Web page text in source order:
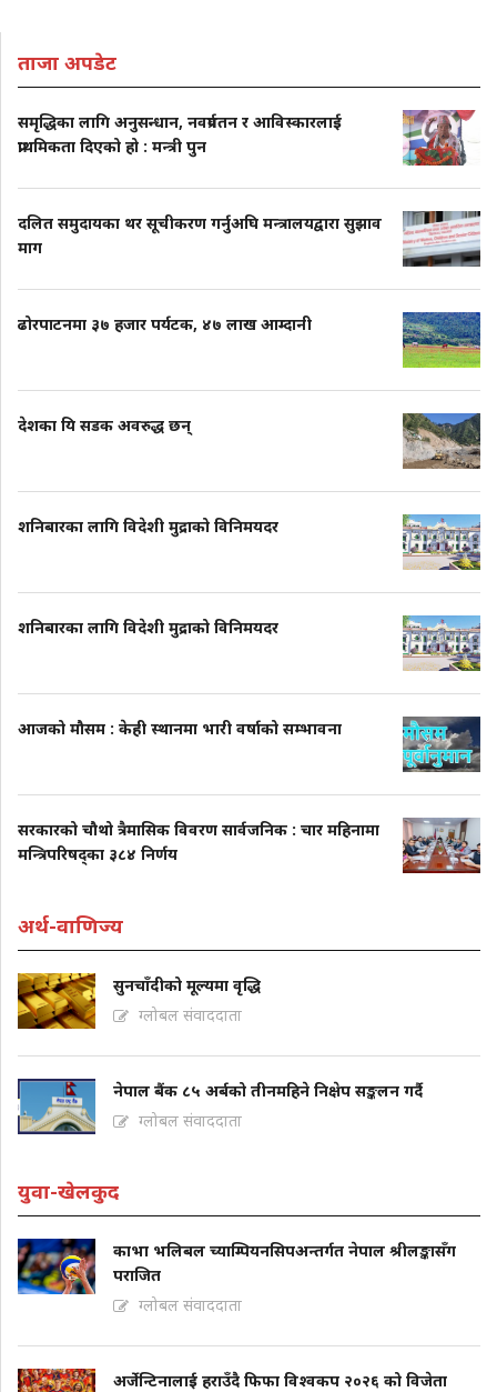
ताजा अपडेट
समृद्धिका लागि अनुसन्धान, नवप्रर्वतन र आविस्कारलाई
प्राथमिकता दिएको हो : मन्त्री पुन
दलित समुदायका थर सूचीकरण गर्नुअघि मन्त्रालयद्वारा सुझाव
माग
ढोरपाटनमा ३७ हजार पर्यटक, ४७ लाख आम्दानी
देशका यि सडक अवरुद्ध छन्
शनिबारका लागि विदेशी मुद्राको विनिमयदर
शनिबारका लागि विदेशी मुद्राको विनिमयदर
आजको मौसम : केही स्थानमा भारी वर्षाको सम्भावना
सरकारको चौथो त्रैमासिक विवरण सार्वजनिक : चार महिनामा
मन्त्रिपरिषद्का ३८४ निर्णय
अर्थ-वाणिज्य
सुनचाँदीको मूल्यमा वृद्धि
ग्लोबल संवाददाता
नेपाल बैंक ८५ अर्बको तीनमहिने निक्षेप सङ्कलन गर्दै
ग्लोबल संवाददाता
युवा-खेलकुद
काभा भलिबल च्याम्पियनसिपअन्तर्गत नेपाल श्रीलङ्कासँग
पराजित
ग्लोबल संवाददाता
अर्जेन्टिनालाई हराउँदै फिफा विश्वकप २०२६ को विजेता